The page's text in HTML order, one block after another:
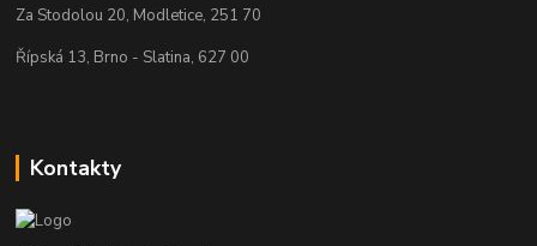
Za Stodolou 20, Modletice, 251 70
Řípská 13, Brno - Slatina, 627 00
Kontakty